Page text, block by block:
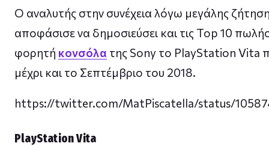
O αναλυτής στην συνέχεια λόγω μεγάλης
αποφάσισε να δημοσιεύσει και τις Top 10
φορητή κονσόλα της Sony το PlayStation Vita
μέχρι και το Σεπτέμβριο του 2018.
https://twitter.com/MatPiscatella/status/
PlayStation Vita